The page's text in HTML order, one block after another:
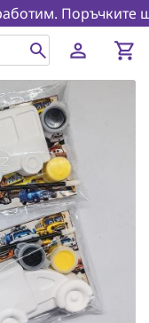
Поръчките ще
person shopping_cart